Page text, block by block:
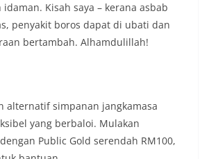
Kisah saya – kerana asbab
penyakit boros dapat di ubati dan
bertambah. Alhamdulillah!
alternatif simpanan jangkamasa
yang berbaloi. Mulakan
Public Gold serendah RM100,